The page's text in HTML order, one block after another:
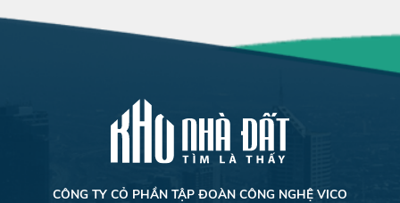
CÔNG TY CỎ PHẦN TẬP ĐOÀN CÔNG NGHỆ VICO